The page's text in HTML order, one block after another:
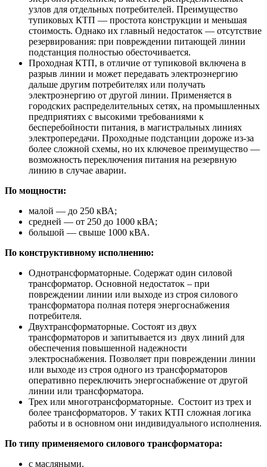
узлов для отдельных потребителей. Преимущество
тупиковых КТП — простота конструкции и меньшая
стоимость. Однако их главный недостаток — отсутствие
резервирования: при повреждении питающей линии
подстанция полностью обесточивается.
Проходная КТП, в отличие от тупиковой включена в
разрыв линии и может передавать электроэнергию
дальше другим потребителях или получать
электроэнергию от другой линии. Применяется в
городских распределительных сетях, на промышленных
предприятиях с высокими требованиями к
бесперебойности питания, в магистральных линиях
электропередачи. Проходные подстанции дороже из-за
более сложной схемы, но их ключевое преимущество —
возможность переключения питания на резервную
линию в случае аварии.
По мощности:
малой — до 250 кВА;
средней — от 250 до 1000 кВА;
большой — свыше 1000 кВА.
По конструктивному исполнению:
Однотрансформаторные. Содержат один силовой
трансформатор. Основной недостаток – при
повреждении линии или выходе из строя силового
трансформатора полная потеря энергоснабжения
потребителя.
Двухтрансформаторные. Состоят из двух
трансформаторов и запитывается из двух линий для
обеспечения повышенной надежности
электроснабжения. Позволяет при повреждении линии
или выходе из строя одного из трансформаторов
оперативно переключить энергоснабжение от другой
линии или трансформатора.
Трех или многотрансформаторные. Состоит из трех и
более трансформаторов. У таких КТП сложная логика
работы и в основном они индивидуального исполнения.
По типу применяемого силового трансформатора:
с масляными.